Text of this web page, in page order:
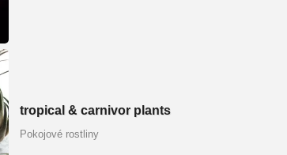
tropical & carnivor plants
Pokojové rostliny